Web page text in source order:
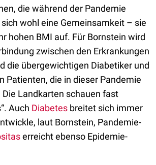
die während der Pandemie
wohl eine Gemeinsamkeit – sie
hohen BMI auf. Für Bornstein wird
zwischen den Erkrankungen
die übergewichtigen Diabetiker und
Patienten, die in dieser Pandemie
Landkarten schauen fast
Auch Diabetes breitet sich immer
laut Bornstein, Pandemie-
erreicht ebenso Epidemie-